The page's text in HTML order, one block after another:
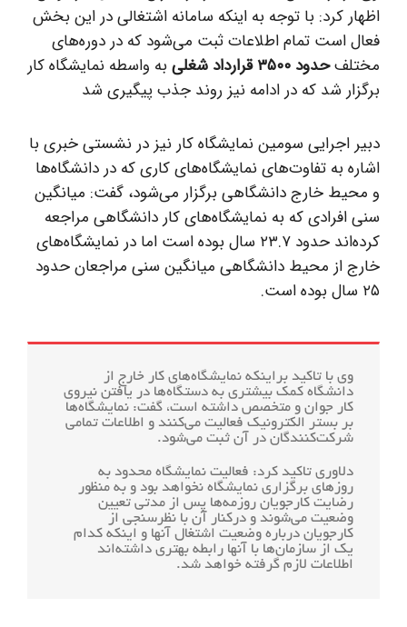
اظهار کرد: با توجه به اینکه سامانه اشتغالی در این بخش
فعال است تمام اطلاعات ثبت می‌شود که در دوره‌های
مختلفحدود ۳۵۰۰ قرارداد شغلی
به واسطه نمایشگاه کار
برگزار شد که در ادامه نیز روند جذب پیگیری شد
دبیر اجرایی سومین نمایشگاه کار نیز در نشستی خبری با
اشاره به تفاوت‌های نمایشگاه‌های کاری که در دانشگاه‌ها
و محیط خارج دانشگاهی برگزار می‌شود، گفت:‌ میانگین
سنی افرادی که به نمایشگاه‌های کار دانشگاهی مراجعه
کرده‌اند حدود ۲۳.۷ سال بوده است اما در نمایشگاه‌های
خارج از محیط دانشگاهی میانگین سنی مراجعان حدود
۲۵ سال بوده است.
وی با تاکید براینکه نمایشگاه‌های کار خارج از
دانشگاه کمک بیشتری به دستگاه‌ها در یافتن نیروی
کار جوان و متخصص داشته است، گفت:‌ نمایشگاه‌ها
بر بستر الکترونیک فعالیت می‌کنند و اطلاعات تمامی
شرکت‌کنندگان در آن ثبت می‌شود.
دلاوری تاکید کرد:‌ فعالیت نمایشگاه محدود به
روزهای برگزاری نمایشگاه نخواهد بود و به منظور
رضایت کارجویان روزمه‌ها پس از مدتی تعیین
وضعیت می‌شوند و درکنار آن با نظرسنجی از
کارجویان درباره وضعیت اشتغال آنها و اینکه کدام
یک از سازمان‌ها با آنها رابطه بهتری داشته‌اند
اطلاعات لازم گرفته خواهد شد.